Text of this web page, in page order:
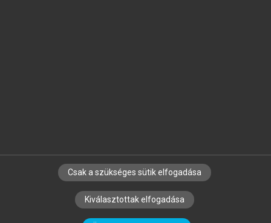
SZERZŐKNEK CÉGEKNEK KÖNYVTÁROSOKNAK
SZERKESZTÉSI ÉS LEKTORÁLÁSI ALAPELVEK
Csak a szükséges sütik elfogadása
Kiválasztottak elfogadása